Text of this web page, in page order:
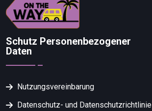
Schutz Personenbezogener
Daten
Nutzungsvereinbarung
Datenschutz- und Datenschutzrichtlinie